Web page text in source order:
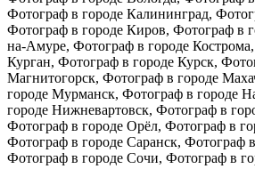
Фотограф в городе Калининград,
Фотограф в городе Киров, Фотограф в
на-Амуре, Фотограф в городе
Курган, Фотограф в городе Курск,
Магнитогорск, Фотограф в городе
городе Мурманск, Фотограф в городе
городе Нижневартовск, Фотограф в
Фотограф в городе Орёл, Фотограф в
Фотограф в городе Саранск, Фотограф
Фотограф в городе Сочи, Фотограф в